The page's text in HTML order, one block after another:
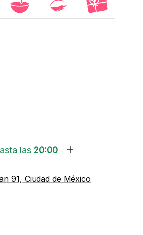
las 20:00
91, Ciudad de México